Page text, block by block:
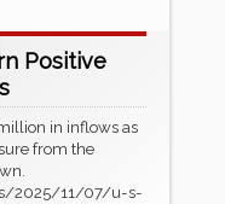
Positive
in inflows as
from the
2025/11/07/u-s-